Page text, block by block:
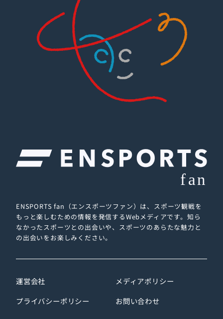
ENSPORTS fan（エンスポーツファン）は、スポーツ観戦を
もっと楽しむための情報を発信するWebメディアです。 知ら
なかったスポーツとの出会いや、スポーツのあらたな魅力と
の出会いをお楽しみください。
運営会社
メディアポリシー
プライバシーポリシー
お問い合わせ